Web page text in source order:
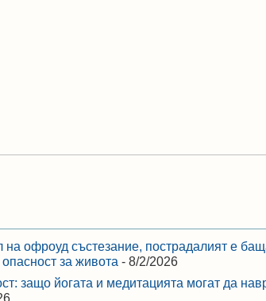
на офроуд състезание, пострадалият е
за живота - 8/2/2026
защо йогата и медитацията могат да